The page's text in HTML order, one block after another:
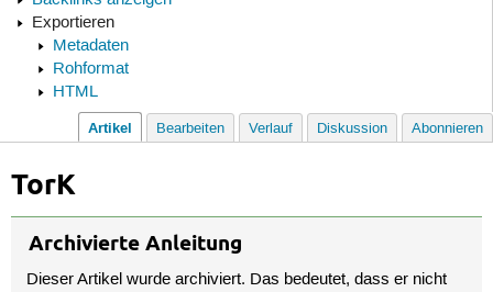
Exportieren
Metadaten
Rohformat
HTML
Artikel Bearbeiten Verlauf Diskussion Abonnieren
TorK
Archivierte Anleitung
Dieser Artikel wurde archiviert. Das bedeutet, dass er nicht